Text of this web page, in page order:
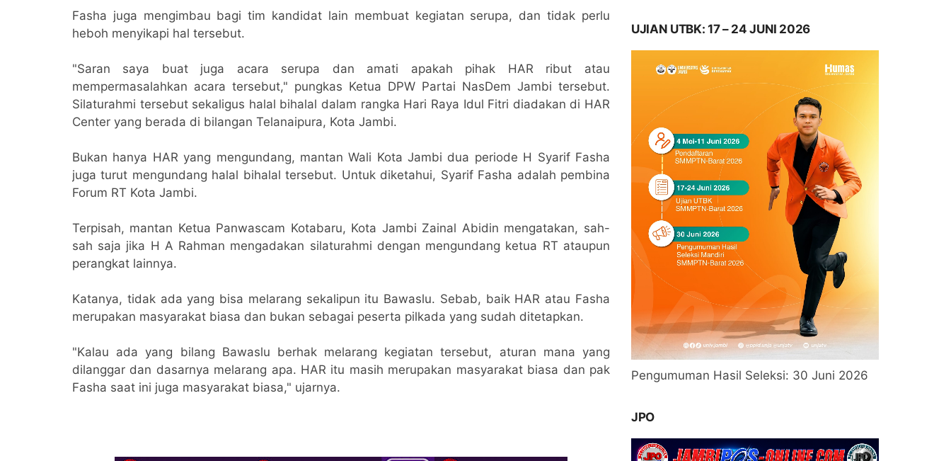
Fasha juga mengimbau bagi tim kandidat lain membuat kegiatan serupa, dan tidak perlu
heboh menyikapi hal tersebut.
"Saran saya buat juga acara serupa dan amati apakah pihak HAR ribut atau
mempermasalahkan acara tersebut," pungkas Ketua DPW Partai NasDem Jambi tersebut.
Silaturahmi tersebut sekaligus halal bihalal dalam rangka Hari Raya Idul Fitri diadakan di HAR
Center yang berada di bilangan Telanaipura, Kota Jambi.
Bukan hanya HAR yang mengundang, mantan Wali Kota Jambi dua periode H Syarif Fasha
juga turut mengundang halal bihalal tersebut. Untuk diketahui, Syarif Fasha adalah pembina
Forum RT Kota Jambi.
Terpisah, mantan Ketua Panwascam Kotabaru, Kota Jambi Zainal Abidin mengatakan, sah-
sah saja jika H A Rahman mengadakan silaturahmi dengan mengundang ketua RT ataupun
perangkat lainnya.
Katanya, tidak ada yang bisa melarang sekalipun itu Bawaslu. Sebab, baik HAR atau Fasha
merupakan masyarakat biasa dan bukan sebagai peserta pilkada yang sudah ditetapkan.
"Kalau ada yang bilang Bawaslu berhak melarang kegiatan tersebut, aturan mana yang
dilanggar dan dasarnya melarang apa. HAR itu masih merupakan masyarakat biasa dan pak
Fasha saat ini juga masyarakat biasa," ujarnya.
UJIAN UTBK: 17 – 24 JUNI 2026
Pengumuman Hasil Seleksi: 30 Juni 2026
JPO